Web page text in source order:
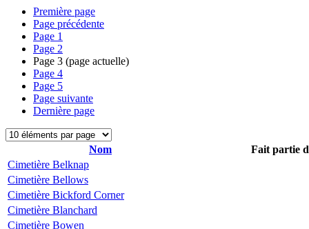
Première page
Page précédente
Page 1
Page 2
Page 3 (page actuelle)
Page 4
Page 5
Page suivante
Dernière page
Nom
Fait partie
Cimetière Belknap
Cimetière Bellows
Cimetière Bickford Corner
Cimetière Blanchard
Cimetière Bowen